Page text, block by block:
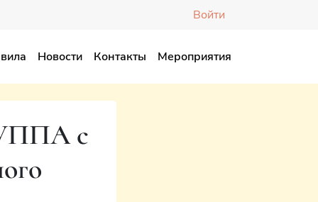
Войти
Новости Контакты Мероприятия
с